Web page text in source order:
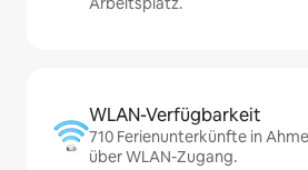
WLAN-Verfügbarkeit
710 Ferienunterkünfte in
über WLAN-Zugang.